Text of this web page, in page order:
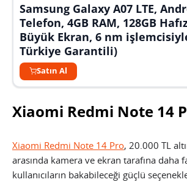
Samsung Galaxy A07 LTE,
Telefon, 4GB RAM, 128GB
Büyük Ekran, 6 nm
Türkiye Garantili)
Satın Al
Xiaomi Redmi Note 14
Xiaomi Redmi Note 14 Pro, 20.000 TL
arasında kamera ve ekran tarafına daha
kullanıcıların bakabileceği güçlü